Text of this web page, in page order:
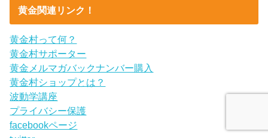
黄金関連リンク！
黄金村って何？
黄金村サポーター
黄金メルマガバックナンバー購入
黄金村ショップとは？
波動学講座
プライバシー保護
facebookページ